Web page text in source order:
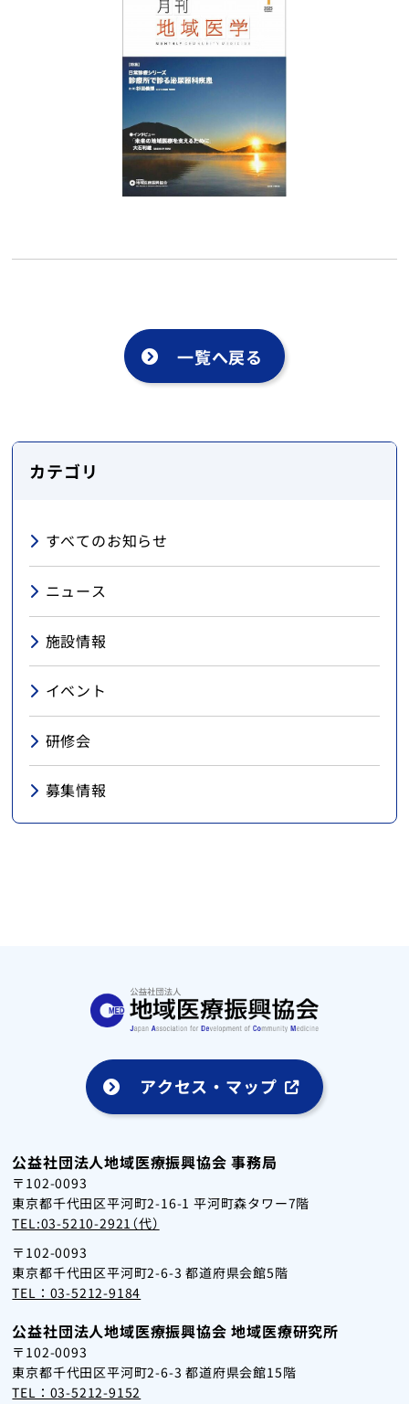
English
トップ
一覧へ戻る
カテゴリ
すべてのお知らせ
ニュース
施設情報
イベント
研修会
募集情報
アクセス・マップ
公益社団法人地域医療振興協会 事務局
〒102-0093
東京都千代田区平河町2-16-1 平河町森タワー7階
TEL:03-5210-2921（代）
〒102-0093
東京都千代田区平河町2-6-3 都道府県会館5階
TEL：03-5212-9184
公益社団法人地域医療振興協会 地域医療研究所
〒102-0093
東京都千代田区平河町2-6-3 都道府県会館15階
TEL：03-5212-9152